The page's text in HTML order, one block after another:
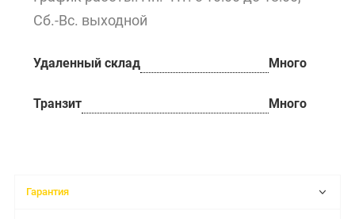
Сб.-Вс. выходной
Удаленный склад Много
Транзит Много
Гарантия